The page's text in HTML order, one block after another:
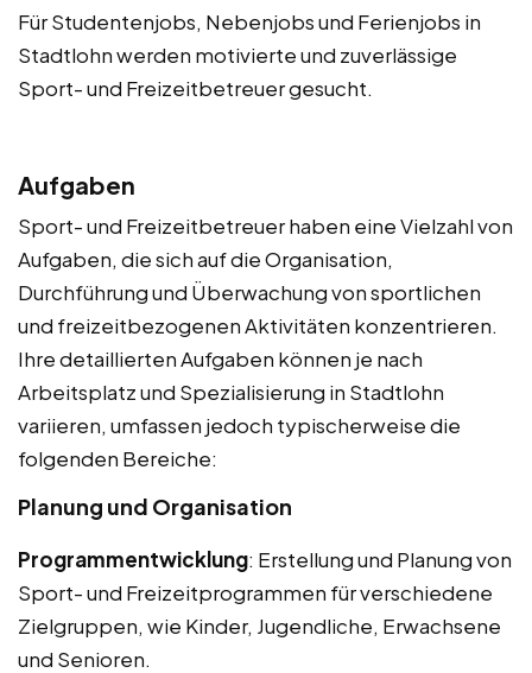
Für Studentenjobs, Nebenjobs und Ferienjobs in
Stadtlohn werden motivierte und zuverlässige
Sport- und Freizeitbetreuer gesucht.
Aufgaben
Sport- und Freizeitbetreuer haben eine Vielzahl von
Aufgaben, die sich auf die Organisation,
Durchführung und Überwachung von sportlichen
und freizeitbezogenen Aktivitäten konzentrieren.
Ihre detaillierten Aufgaben können je nach
Arbeitsplatz und Spezialisierung in Stadtlohn
variieren, umfassen jedoch typischerweise die
folgenden Bereiche:
Planung und Organisation
Programmentwicklung: Erstellung und Planung von
Sport- und Freizeitprogrammen für verschiedene
Zielgruppen, wie Kinder, Jugendliche, Erwachsene
und Senioren.